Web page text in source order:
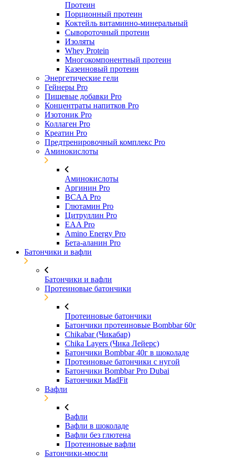
Протеин
Порционный протеин
Коктейль витаминно-минеральный
Сывороточный протеин
Изоляты
Whey Protein
Многокомпонентный протеин
Казеиновый протеин
Энергетические гели
Гейнеры Pro
Пищевые добавки Pro
Концентраты напитков Pro
Изотоник Pro
Коллаген Pro
Креатин Pro
Предтренировочный комплекс Pro
Аминокислоты
Аминокислоты
Аргинин Pro
BCAA Pro
Глютамин Pro
Цитруллин Pro
EAA Pro
Amino Energy Pro
Бета-аланин Pro
Батончики и вафли
Батончики и вафли
Протеиновые батончики
Протеиновые батончики
Батончики протеиновые Bombbar 60г
Chikabar (Чикабар)
Chika Layers (Чика Лейерс)
Батончики Bombbar 40г в шоколаде
Протеиновые батончики с нугой
Батончики Bombbar Pro Dubai
Батончики MadFit
Вафли
Вафли
Вафли в шоколаде
Вафли без глютена
Протеиновые вафли
Батончики-мюсли